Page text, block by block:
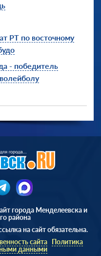
РТ по восточному
- победитель
города Менделеевска и
района
на сайт обязательна.
сайта Политика
данными